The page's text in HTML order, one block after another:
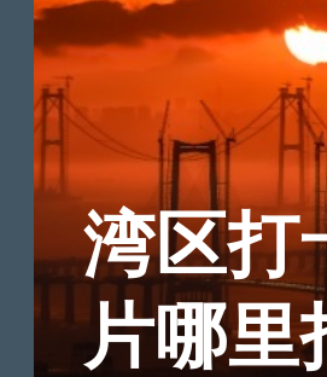
湾区打
片哪里